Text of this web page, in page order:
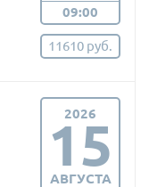
09:00
11610 руб.
2026
15
АВГУСТА